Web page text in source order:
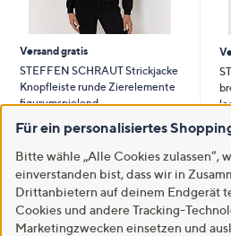
Versand gratis
STEFFEN SCHRAUT Strickjacke
Knopfleiste runde Zierelemente
figurumspielend
€ 89,99
-35% € 139,99
5.0
von
5
(3) 3
Bewertungen
In den Warenkorb
Für ein personalisiertes
Bitte wähle „Alle Cookies zulassen“,
einverstanden bist, dass wir in
Drittanbietern auf deinem Endgerät
Cookies und andere Tracking-
Marketingzwecken einsetzen und